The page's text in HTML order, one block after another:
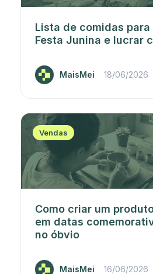
Lista de comidas
Festa Junina e lucrar
MaisMei 18/06/2026
Vendas
Como criar um
em datas
no óbvio
MaisMei 16/06/2026